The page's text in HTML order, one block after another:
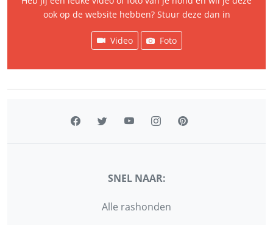
ook op de website hebben? Stuur deze dan in
Video Foto
SNEL NAAR:
Alle rashonden